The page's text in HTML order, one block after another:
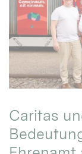
Caritas